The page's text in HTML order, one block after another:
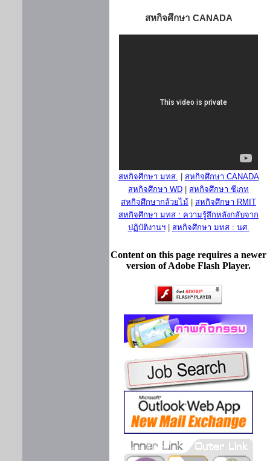
สหกิจศึกษา CANADA
สหกิจศึกษา มทส.
สหกิจศึกษา CANADA
สหกิจศึกษา WD
สหกิจศึกษา ซีเกท
สหกิจศึกษากล้วยไม้
สหกิจศึกษา RMIT
สหกิจศึกษา มทส : ความรู้สึกหลังกลับจาก
ปฏิบัติงานฯ| สหกิจศึกษา มทส : นศ.
Content on this page requires a newer
version of Adobe Flash Player.